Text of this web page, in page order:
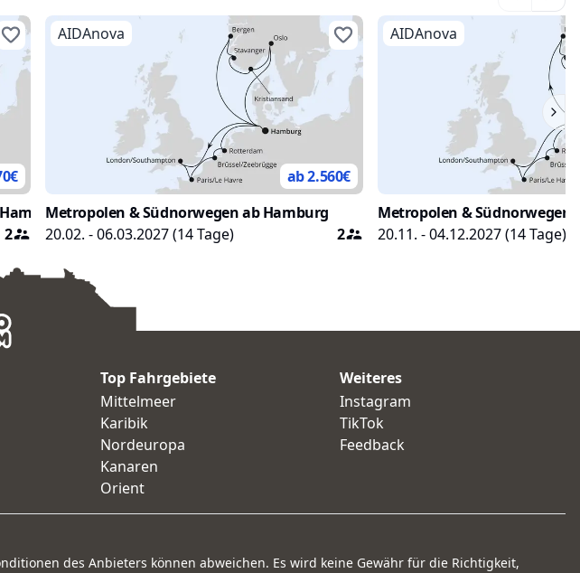
€
2
AIDAnova
ab 2.560€
Metropolen & Südnorwegen ab Hamburg
20.02. - 06.03.2027(14Tage) 2
AIDAnova
Metropolen & Südnorwegen
20.11. - 04.12.2027(14Tage)
Top Fahrgebiete
Mittelmeer
Karibik
Nordeuropa
Kanaren
Orient
Weiteres
Instagram
TikTok
Feedback
des Anbieters können abweichen. Es wird keine Gewähr für die Richtigkeit,